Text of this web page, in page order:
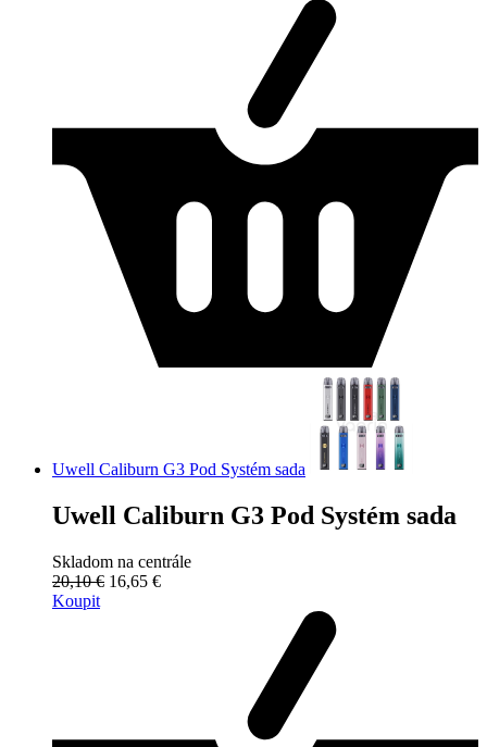
Uwell Caliburn G3 Pod Systém sada
Uwell Caliburn G3 Pod Systém sada
Skladom na centrále
20,10 € 16,65 €
Koupit